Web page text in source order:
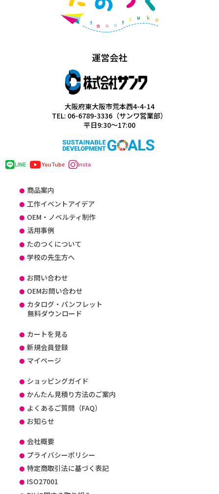
運営会社
大阪府東大阪市荒本西4-4-14
TEL: 06-6789-3336（サンワ営業部）
平日9:30～17:00
LINE YouTube Insta
商品案内
工作イベントアイデア
OEM・ノベルティ制作
活用事例
たのつくについて
学校の先生方へ
お問い合わせ
OEMお問い合わせ
カタログ・パンフレット
無料ダウンロード
カートを見る
新規会員登録
マイページ
ショッピングガイド
かんたん見積り方法のご案内
よくあるご質問（FAQ）
お知らせ
会社概要
プライバシーポリシー
特定商取引法に基づく表記
ISO27001